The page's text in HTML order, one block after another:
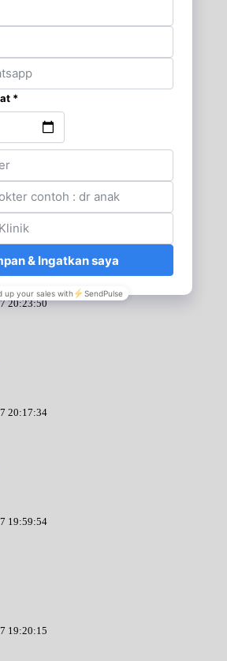
20:35:45
20:25:58
20:23:50
20:17:34
19:59:54
19:20:15